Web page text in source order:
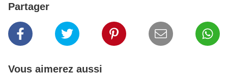
Partager
Vous aimerez aussi